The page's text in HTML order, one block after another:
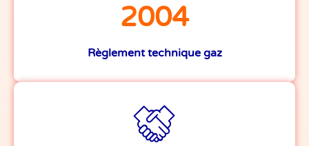
2004
Règlement technique gaz